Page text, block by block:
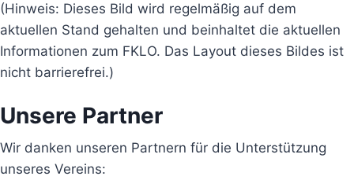
(Hinweis: Dieses Bild wird regelmäßig auf dem
aktuellen Stand gehalten und beinhaltet die aktuellen
Informationen zum FKLO. Das Layout dieses Bildes ist
nicht barrierefrei.)
Unsere Partner
Wir danken unseren Partnern für die Unterstützung
unseres Vereins: